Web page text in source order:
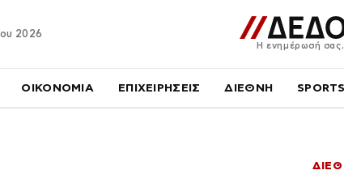
2026
Η ενημέρωσή
ΟΙΚΟΝΟΜΙΑ ΕΠΙΧΕΙΡΗΣΕΙΣ ΔΙΕΘΝΗ SPORTS